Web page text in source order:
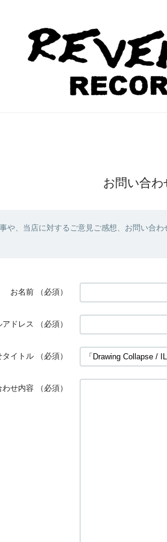
お問い合わ
や、当店に対するご意見ご感想、お問い合
お名前 （必須）
アドレス （必須）
タイトル （必須）
わせ内容 （必須）